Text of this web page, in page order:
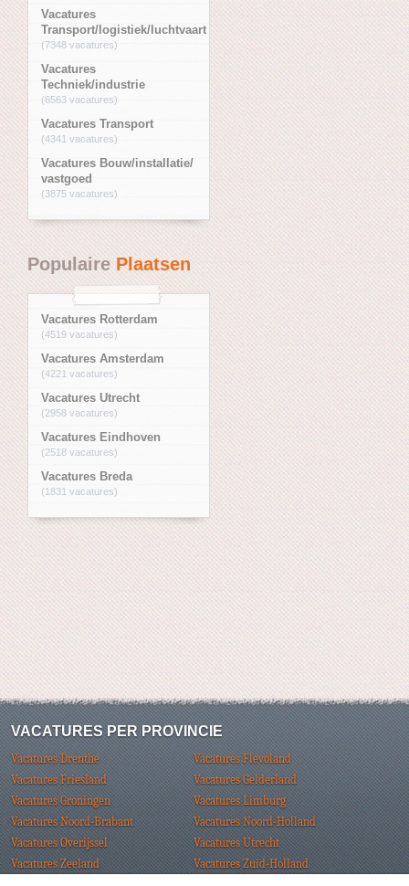
Vacatures
Transport/logistiek/luchtvaart
(7348 vacatures)
Vacatures
Techniek/industrie
(6563 vacatures)
Vacatures Transport
(4341 vacatures)
Vacatures Bouw/installatie/
vastgoed
(3875 vacatures)
PopulairePlaatsen
Vacatures Rotterdam
(4519 vacatures)
Vacatures Amsterdam
(4221 vacatures)
Vacatures Utrecht
(2958 vacatures)
Vacatures Eindhoven
(2518 vacatures)
Vacatures Breda
(1831 vacatures)
VACATURES PER PROVINCIE
Vacatures Drenthe
Vacatures Flevoland
Vacatures Friesland
Vacatures Gelderland
Vacatures Groningen
Vacatures Limburg
Vacatures Noord-Brabant
Vacatures Noord-Holland
Vacatures Overijssel
Vacatures Utrecht
Vacatures Zeeland
Vacatures Zuid-Holland